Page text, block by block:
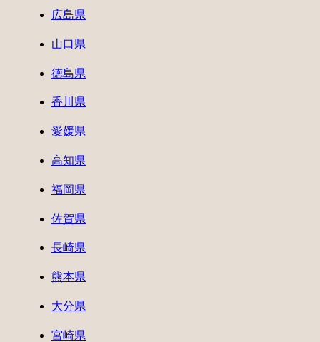
広島県
山口県
徳島県
香川県
愛媛県
高知県
福岡県
佐賀県
長崎県
熊本県
大分県
宮崎県